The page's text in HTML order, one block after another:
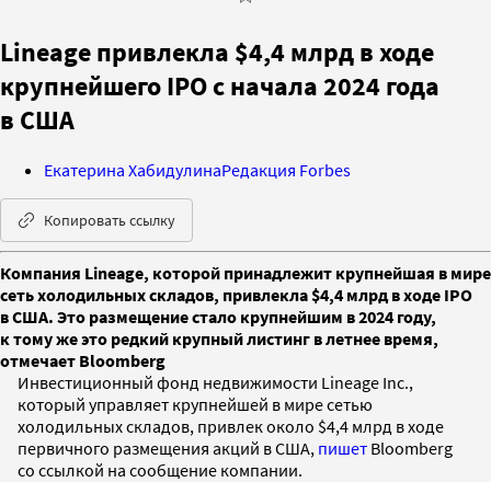
Lineage привлекла $4,4 млрд в ходе
крупнейшего IPO с начала 2024 года
в США
Екатерина ХабидулинаРедакция Forbes
Копировать ссылку
Компания Lineage, которой принадлежит крупнейшая в мире
сеть холодильных складов, привлекла $4,4 млрд в ходе IPO
в США. Это размещение стало крупнейшим в 2024 году,
к тому же это редкий крупный листинг в летнее время,
отмечает Bloomberg
Инвестиционный фонд недвижимости Lineage Inc.,
который управляет крупнейшей в мире сетью
холодильных складов, привлек около $4,4 млрд в ходе
первичного размещения акций в США, пишет Bloomberg
со ссылкой на сообщение компании.